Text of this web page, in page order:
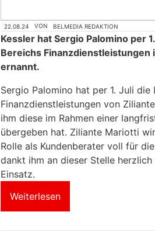
22.08.24 VON BELMEDIA REDAKTION
Kessler hat Sergio Palomino per
Bereichs Finanzdienstleistungen
ernannt.
Sergio Palomino hat per 1. Juli die
Finanzdienstleistungen von
ihm diese im Rahmen einer
übergeben hat. Ziliante Mariotti
Rolle als Kundenberater voll für
dankt ihm an dieser Stelle
Einsatz.
Weiterlesen